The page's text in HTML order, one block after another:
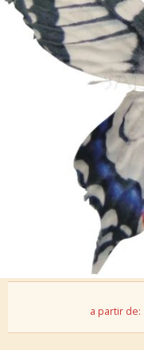
a partir de: